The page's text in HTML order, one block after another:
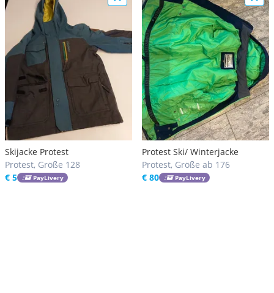
Skijacke Protest
Protest, Größe 128
€ 5
PayLivery
Protest Ski/ Winterjacke
Protest, Größe ab 176
€ 80
PayLivery